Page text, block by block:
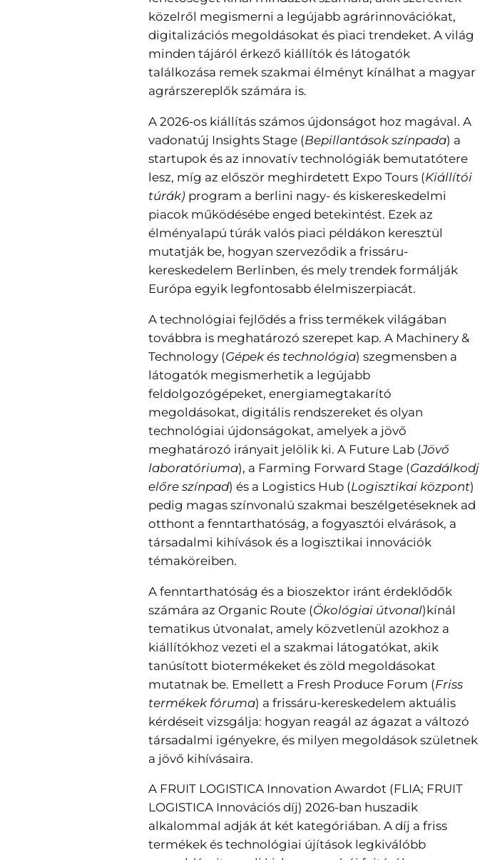
közelről megismerni a legújabb agrárinnovációkat,
digitalizációs megoldásokat és piaci trendeket. A világ
minden tájáról érkező kiállítók és látogatók
találkozása remek szakmai élményt kínálhat a magyar
agrárszereplők számára is.
A 2026-os kiállítás számos újdonságot hoz magával. A
vadonatúj Insights Stage (Bepillantások színpada) a
startupok és az innovatív technológiák bemutatótere
lesz, míg az először meghirdetett Expo Tours (Kiállítói
túrák) program a berlini nagy- és kiskereskedelmi
piacok működésébe enged betekintést. Ezek az
élményalapú túrák valós piaci példákon keresztül
mutatják be, hogyan szerveződik a frissáru-
kereskedelem Berlinben, és mely trendek formálják
Európa egyik legfontosabb élelmiszerpiacát.
A technológiai fejlődés a friss termékek világában
továbbra is meghatározó szerepet kap. A Machinery &
Technology (Gépek és technológia) szegmensben a
látogatók megismerhetik a legújabb
feldolgozógépeket, energiamegtakarító
megoldásokat, digitális rendszereket és olyan
technológiai újdonságokat, amelyek a jövő
meghatározó irányait jelölik ki. A Future Lab (Jövő
laboratóriuma), a Farming Forward Stage (Gazdálkodj
előre színpad) és a Logistics Hub (Logisztikai központ)
pedig magas színvonalú szakmai beszélgetéseknek ad
otthont a fenntarthatóság, a fogyasztói elvárások, a
társadalmi kihívások és a logisztikai innovációk
témaköreiben.
A fenntarthatóság és a bioszektor iránt érdeklődők
számára az Organic Route (Ökológiai útvonal)kínál
tematikus útvonalat, amely közvetlenül azokhoz a
kiállítókhoz vezeti el a szakmai látogatókat, akik
tanúsított biotermékeket és zöld megoldásokat
mutatnak be. Emellett a Fresh Produce Forum (Friss
termékek fóruma) a frissáru-kereskedelem aktuális
kérdéseit vizsgálja: hogyan reagál az ágazat a változó
társadalmi igényekre, és milyen megoldások születnek
a jövő kihívásaira.
A FRUIT LOGISTICA Innovation Awardot (FLIA; FRUIT
LOGISTICA Innovációs díj) 2026-ban huszadik
alkalommal adják át két kategóriában. A díj a friss
termékek és technológiai újítások legkiválóbb